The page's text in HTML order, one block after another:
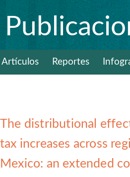
Artículos Reportes
The distributional
tax increases across
Mexico: an extended